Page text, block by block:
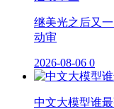
继美光之后又
动审
2026-08-06 0
中文大模型谁